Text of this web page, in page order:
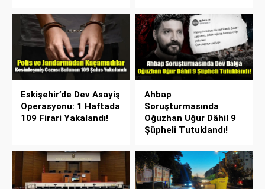
Eskişehir’de Dev Asayiş
Operasyonu: 1 Haftada
109 Firari Yakalandı!
Ahbap
Soruşturmasında
Oğuzhan Uğur Dâhil 9
Şüpheli Tutuklandı!